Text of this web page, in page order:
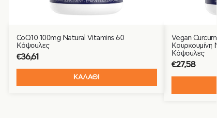
CoQ10 100mg Natural Vitamins 60
Κάψουλες
€36,61
ΚΑΛΑΘΙ
Vegan
Κουρκουμίνη
Κάψουλες
€27,58